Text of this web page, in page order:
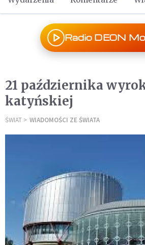
Radio DEON
21 października
katyńskiej
ŚWIAT WIADOMOŚCI ZE ŚWIATA